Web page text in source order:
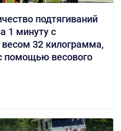
подтягиваний
1 минуту с
32 килограмма,
помощью весового